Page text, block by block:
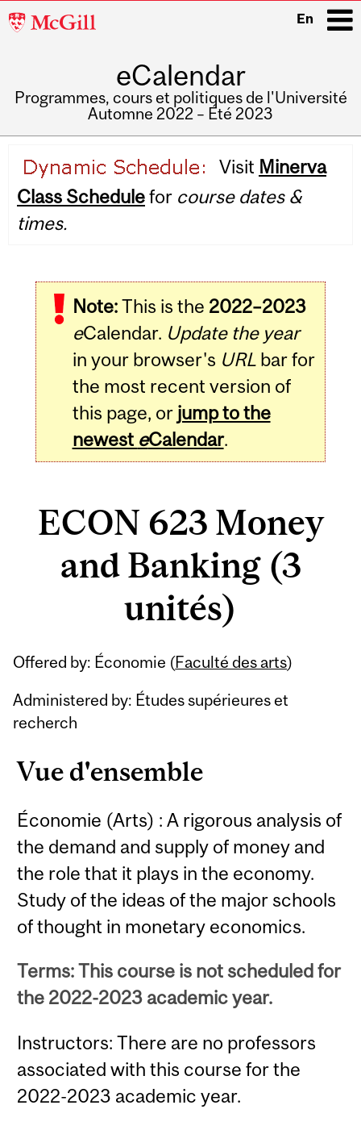
McGill
En
eCalendar
Programmes, cours et politiques de l'Université
Automne 2022 – Été 2023
navigation
Visit Minerva
Class Schedulefor course dates &
times.
Note:This is the 2022–2023
eCalendar. Update the year
in your browser's URLbar for
the most recent version of
this page, or jump to the
newest eCalendar.
ECON 623 Money
and Banking (3
unités)
Offered by: Économie (Faculté des arts)
Administered by: Études supérieures et
recherch
Vue d'ensemble
Économie (Arts) : A rigorous analysis of
the demand and supply of money and
the role that it plays in the economy.
Study of the ideas of the major schools
of thought in monetary economics.
Terms: This course is not scheduled for
the 2022-2023 academic year.
Instructors: There are no professors
associated with this course for the
2022-2023 academic year.
Related
Content